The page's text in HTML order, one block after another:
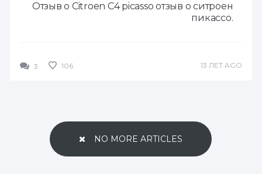
Отзыв о Citroen C4 picasso отзыв о ситроен
пикассо.
3 106 13 ЛЕТ AGO
NO MORE ARTICLES